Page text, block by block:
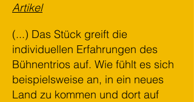
Artikel
(...) Das Stück greift die
individuellen Erfahrungen des
Bühnentrios auf. Wie fühlt es sich
beispielsweise an, in ein neues
Land zu kommen und dort auf